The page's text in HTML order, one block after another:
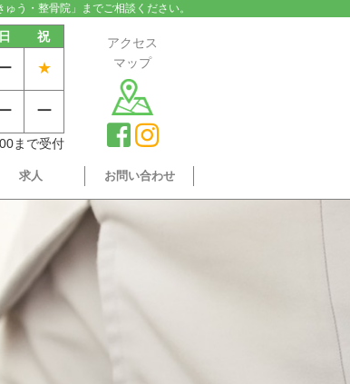
う・整骨院」までご相談ください。
日
祝
★
ー
まで受付
アクセス
マップ
求人 お問い合わせ